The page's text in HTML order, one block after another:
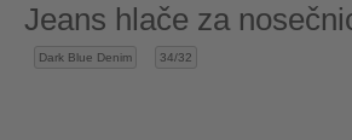
Jeans hlače za
Dark Blue Denim 34/32